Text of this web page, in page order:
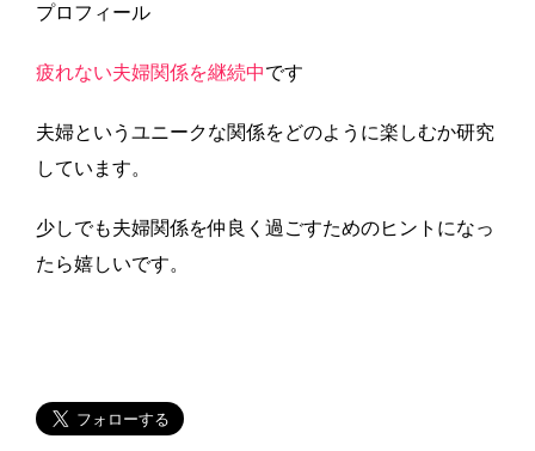
プロフィール
疲れない夫婦関係を継続中です
夫婦というユニークな関係をどのように楽しむか研究
しています。
少しでも夫婦関係を仲良く過ごすためのヒントになっ
たら嬉しいです。